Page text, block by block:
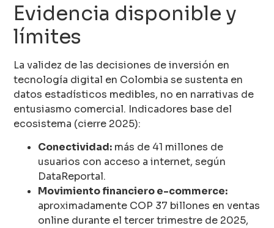
Evidencia disponible y
límites
La validez de las decisiones de inversión en
tecnología digital en Colombia se sustenta en
datos estadísticos medibles, no en narrativas de
entusiasmo comercial. Indicadores base del
ecosistema (cierre 2025):
Conectividad: más de 41 millones de
usuarios con acceso a internet, según
DataReportal.
Movimiento financiero e-commerce:
aproximadamente COP 37 billones en ventas
online durante el tercer trimestre de 2025,